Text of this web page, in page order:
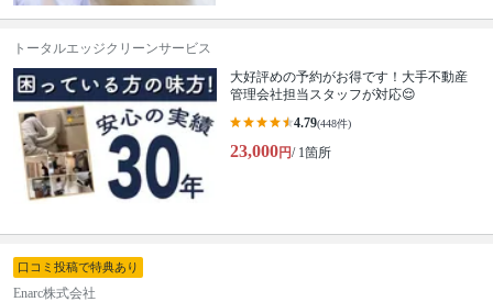
トータルエッジクリーンサービス
大好評めの予約がお得です！大手不動産
管理会社担当スタッフが対応😌
4.79(448件)
23,000円/ 1箇所
口コミ投稿で特典あり
Enarc株式会社